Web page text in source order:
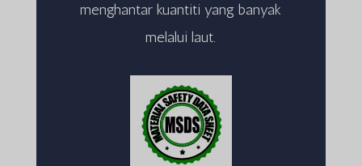
menghantar kuantiti yang banyak
melalui laut.